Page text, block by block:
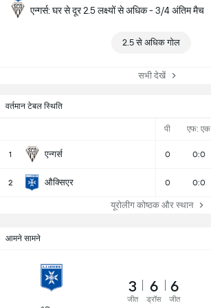
एन्गर्स: घर से दूर 2.5 लक्ष्यों से अधिक - 3/4 अंतिम मैच
2.5 से अधिक गोल
सभी देखें
वर्तमान टेबल स्थिति
पी एफ: एक
1 एन्गर्स 0 0:0
2 औक्सिएर 0 0:0
यूरोलीग कोष्ठक और स्थान
आमने सामने
3
जीत
6
ड्रॉस
6
जीत